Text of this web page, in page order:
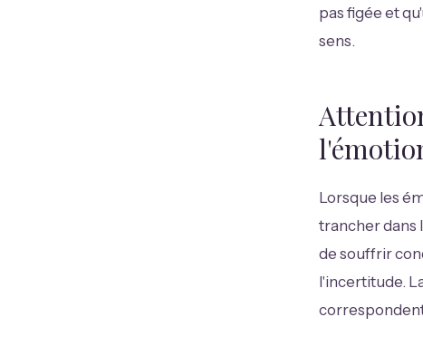
pas figée et
sens.
Lorsque les
trancher dans
de souffrir
l'incertitude.